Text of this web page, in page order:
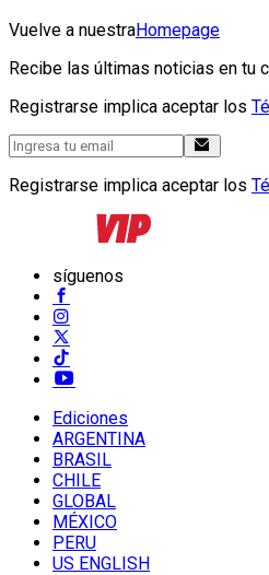
Vuelve a nuestraHomepage
Recibe las últimas noticias en tu
Registrarse implica aceptar los
Registrarse implica aceptar los
síguenos
Ediciones
ARGENTINA
BRASIL
CHILE
GLOBAL
MÉXICO
PERU
US ENGLISH